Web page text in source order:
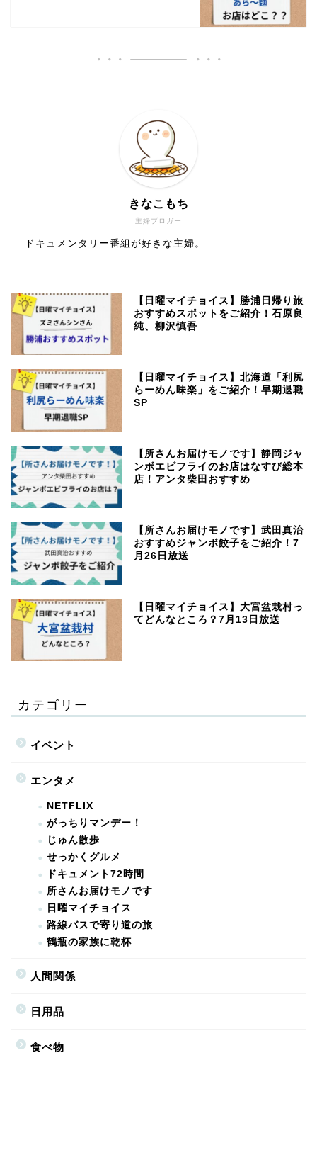
主婦ブロガー
きなこもち
ドキュメンタリー番組が好きな主婦。
【日曜マイチョイス】勝浦日帰り旅
おすすめスポットをご紹介！石原良
純、柳沢慎吾
【日曜マイチョイス】北海道「利尻
らーめん味楽」をご紹介！早期退職
SP
【所さんお届けモノです】静岡ジャ
ンボエビフライのお店はなすび総本
店！アンタ柴田おすすめ
【所さんお届けモノです】武田真治
おすすめジャンボ餃子をご紹介！7
月26日放送
【日曜マイチョイス】大宮盆栽村っ
てどんなところ？7月13日放送
カテゴリー
イベント
エンタメ
NETFLIX
がっちりマンデー！
じゅん散歩
せっかくグルメ
ドキュメント72時間
所さんお届けモノです
日曜マイチョイス
路線バスで寄り道の旅
鶴瓶の家族に乾杯
人間関係
日用品
食べ物